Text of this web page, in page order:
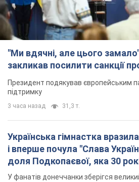
"Ми вдячні, але цього
закликав посилити санкції
Президент подякував європейським
підтримку
3 часа назад 31,3 т.
Українська гімнастка
і вперше почула "Слава
доля Подкопаєвої, яка 30
"золото" Олімпіади
У фанатів донеччанки зберігся